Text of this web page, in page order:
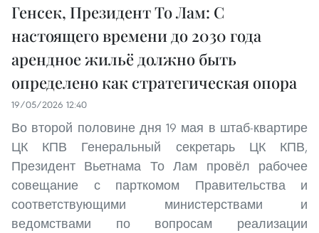
Генсек, Президент То Лам: С
настоящего времени до 2030 года
арендное жильё должно быть
определено как стратегическая опора
19/05/2026 12:40
Во второй половине дня 19 мая в штаб-квартире
ЦК КПВ Генеральный секретарь ЦК КПВ,
Президент Вьетнама То Лам провёл рабочее
совещание с парткомом Правительства и
соответствующими министерствами и
ведомствами по вопросам реализации